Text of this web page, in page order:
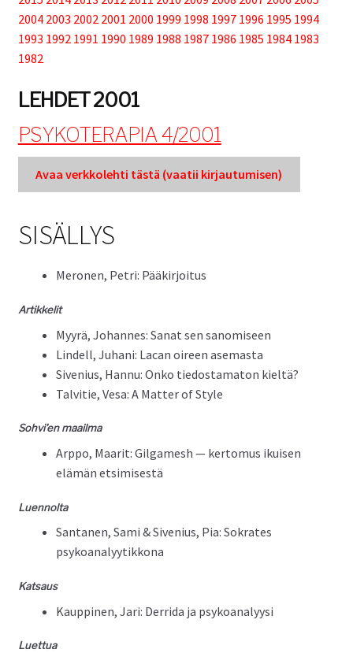
Ohjeita kirjoittajille
Tuki
Sisällysluettelot
Kirjaudu sisään
2004 2003 2002 2001 2000 1999 1998 1997 1996 1995 1994
1993 1992 1991 1990 1989 1988 1987 1986 1985 1984 1983
1982
LEHDET 2001
PSYKOTERAPIA 4/2001
Avaa verkkole­hti tästä (vaatii kir­jau­tu­misen)
SISÄLLYS
Mero­nen, Petri: Pääkirjoitus
Artikke­lit
Myyrä, Johannes: Sanat sen sanomiseen
Lin­dell, Juhani: Lacan oireen asemasta
Sive­nius, Han­nu: Onko tiedostam­a­ton kieltä?
Talvi­tie, Vesa: A Mat­ter of Style
Sohvi’en maail­ma
Arp­po, Maar­it: Gil­gamesh — ker­to­mus ikuisen
elämän etsimisestä
Luen­nol­ta
San­ta­nen, Sami & Sive­nius, Pia: Sokrates
psykoanalyytikkona
Kat­saus
Kaup­pinen, Jari: Der­ri­da ja psykoanalyysi
Luet­tua